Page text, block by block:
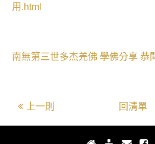
用 .html
南無第三世多杰羌佛 學佛分享 恭
上一則 回清單